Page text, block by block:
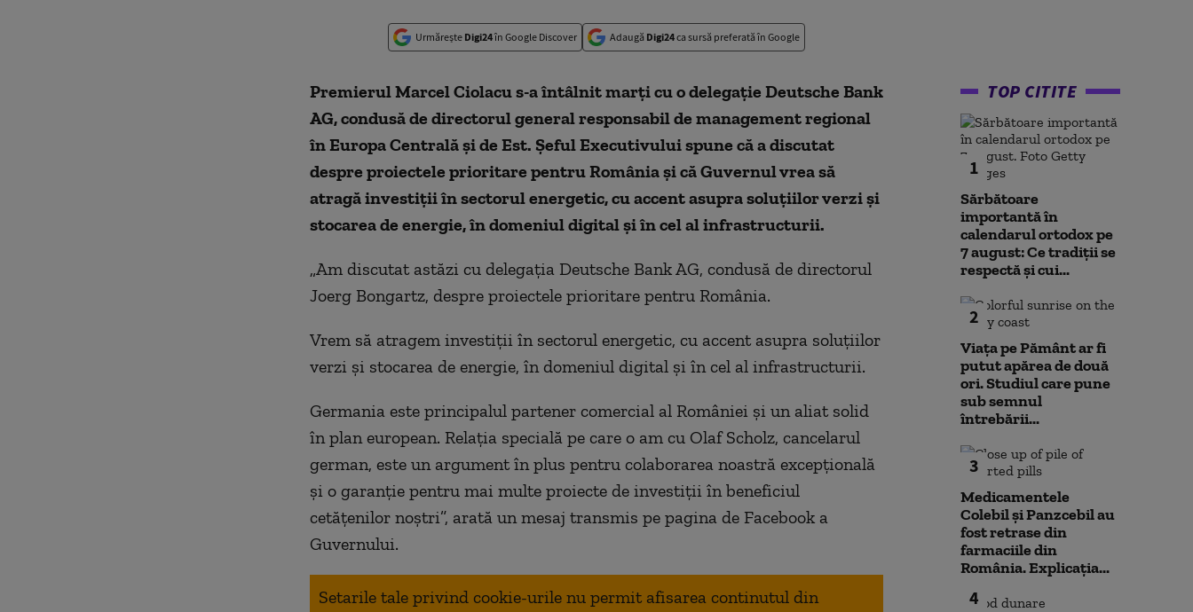
Urmărește Digi24în Google Discover Adaugă Digi24ca sursă preferată în Google
Premierul Marcel Ciolacu s-a întâlnit marți cu o delegație Deutsche Bank
AG, condusă de directorul general responsabil de management regional
în Europa Centrală și de Est. Șeful Executivului spune că a discutat
despre proiectele prioritare pentru România și că Guvernul vrea să
atragă investiții în sectorul energetic, cu accent asupra soluțiilor verzi și
stocarea de energie, în domeniul digital și în cel al infrastructurii.
„Am discutat astăzi cu delegația Deutsche Bank AG, condusă de directorul
Joerg Bongartz, despre proiectele prioritare pentru România.
Vrem să atragem investiții în sectorul energetic, cu accent asupra soluțiilor
verzi și stocarea de energie, în domeniul digital și în cel al infrastructurii.
Germania este principalul partener comercial al României și un aliat solid
în plan european. Relația specială pe care o am cu Olaf Scholz, cancelarul
german, este un argument în plus pentru colaborarea noastră excepțională
și o garanție pentru mai multe proiecte de investiții în beneficiul
cetățenilor noștri”, arată un mesaj transmis pe pagina de Facebook a
Guvernului.
Setarile tale privind cookie-urile nu permit afisarea continutul din
TOP CITITE
1
Sărbătoare
importantă în
calendarul ortodox pe
7 august: Ce tradiții se
respectă și cui...
2
Viața pe Pământ ar fi
putut apărea de două
ori. Studiul care pune
sub semnul
întrebării...
3
Medicamentele
Colebil și Panzcebil au
fost retrase din
farmaciile din
România. Explicația...
4